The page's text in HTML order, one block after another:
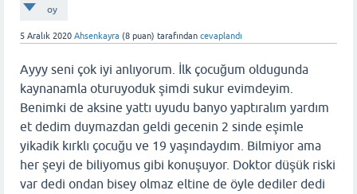
oy
5 Aralık 2020 Ahsenkayra (8 puan) tarafından cevaplandı
Ayyy seni çok iyi anlıyorum. İlk çocuğum oldugunda
kaynanamla oturuyoduk şimdi sukur evimdeyim.
Benimki de aksine yattı uyudu banyo yaptıralım yardım
et dedim duymazdan geldi gecenin 2 sinde eşimle
yikadik kırklı çocuğu ve 19 yaşındaydım. Bilmiyor ama
her şeyi de biliyomus gibi konuşuyor. Doktor düşük riski
var dedi ondan bisey olmaz eltine de öyle dediler dedi